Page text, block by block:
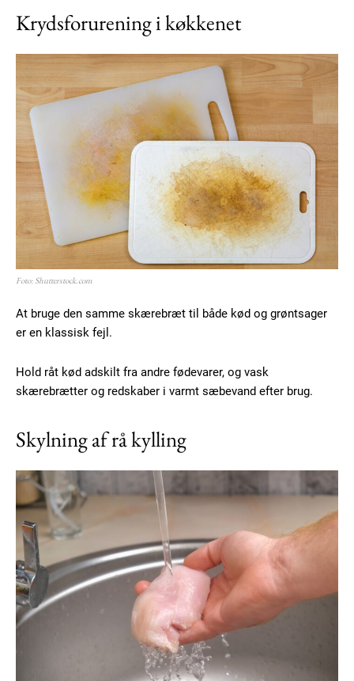
Krydsforurening i køkkenet
Foto: Shutterstock.com
At bruge den samme skærebræt til både kød og grøntsager
er en klassisk fejl.
Hold råt kød adskilt fra andre fødevarer, og vask
skærebrætter og redskaber i varmt sæbevand efter brug.
Skylning af rå kylling